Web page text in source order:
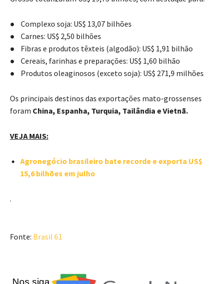
● Complexo soja: US$ 13,07 bilhões
● Carnes: US$ 2,50 bilhões
● Fibras e produtos têxteis (algodão): US$ 1,91 bilhão
● Cereais, farinhas e preparações: US$ 1,60 bilhão
● Produtos oleaginosos (exceto soja): US$ 271,9 milhões
Os principais destinos das exportações mato-grossenses
foram China, Espanha, Turquia, Tailândia e Vietnã.
VEJA MAIS:
Agronegócio brasileiro bate recorde e exporta US$
15,6 bilhões em julho
.
Fonte: Brasil 61
Nos siga